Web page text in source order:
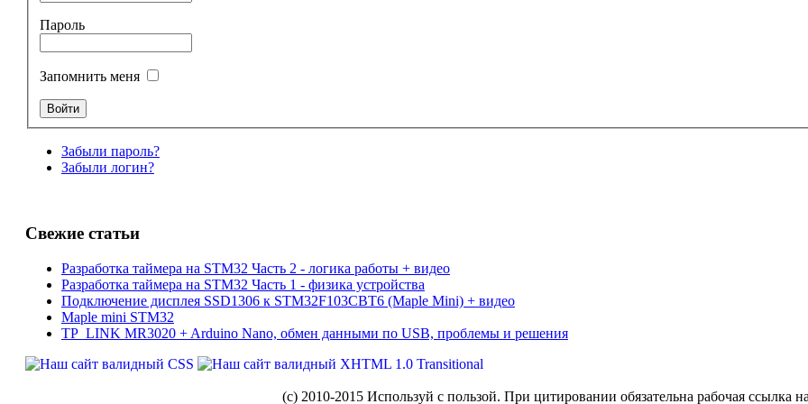
Пароль
Запомнить меня
Забыли пароль?
Забыли логин?
Свежие статьи
Разработка таймера на STM32 Часть 2 - логика работы + видео
Разработка таймера на STM32 Часть 1 - физика устройства
Подключение дисплея SSD1306 к STM32F103CBT6 (Maple Mini) + видео
Maple mini STM32
TP_LINK MR3020 + Arduino Nano, обмен данными по USB, проблемы и решения
(c) 2010-2015 Используй с пользой. При цитировании обязательна рабочая ссылка на